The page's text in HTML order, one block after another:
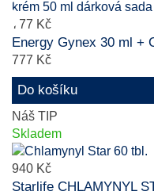
777 Kč
Energy Gynex 30 ml +
777 Kč
Do košíku
Náš TIP
Skladem
940 Kč
Starlife CHLAMYNYL